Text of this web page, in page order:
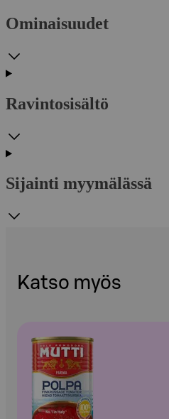
Ominaisuudet
Ravintosisältö
Sijainti myymälässä
Katso myös